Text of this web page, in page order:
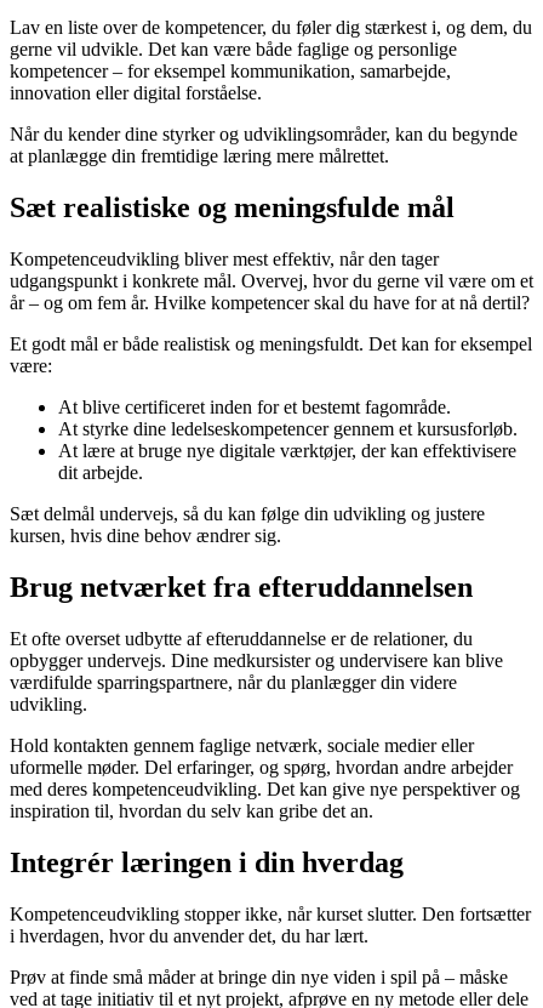
Lav en liste over de kompetencer, du føler dig stærkest i, og dem, du
gerne vil udvikle. Det kan være både faglige og personlige
kompetencer – for eksempel kommunikation, samarbejde,
innovation eller digital forståelse.
Når du kender dine styrker og udviklingsområder, kan du begynde
at planlægge din fremtidige læring mere målrettet.
Sæt realistiske og meningsfulde mål
Kompetenceudvikling bliver mest effektiv, når den tager
udgangspunkt i konkrete mål. Overvej, hvor du gerne vil være om et
år – og om fem år. Hvilke kompetencer skal du have for at nå dertil?
Et godt mål er både realistisk og meningsfuldt. Det kan for eksempel
være:
At blive certificeret inden for et bestemt fagområde.
At styrke dine ledelseskompetencer gennem et kursusforløb.
At lære at bruge nye digitale værktøjer, der kan effektivisere
dit arbejde.
Sæt delmål undervejs, så du kan følge din udvikling og justere
kursen, hvis dine behov ændrer sig.
Brug netværket fra efteruddannelsen
Et ofte overset udbytte af efteruddannelse er de relationer, du
opbygger undervejs. Dine medkursister og undervisere kan blive
værdifulde sparringspartnere, når du planlægger din videre
udvikling.
Hold kontakten gennem faglige netværk, sociale medier eller
uformelle møder. Del erfaringer, og spørg, hvordan andre arbejder
med deres kompetenceudvikling. Det kan give nye perspektiver og
inspiration til, hvordan du selv kan gribe det an.
Integrér læringen i din hverdag
Kompetenceudvikling stopper ikke, når kurset slutter. Den fortsætter
i hverdagen, hvor du anvender det, du har lært.
Prøv at finde små måder at bringe din nye viden i spil på – måske
ved at tage initiativ til et nyt projekt, afprøve en ny metode eller dele